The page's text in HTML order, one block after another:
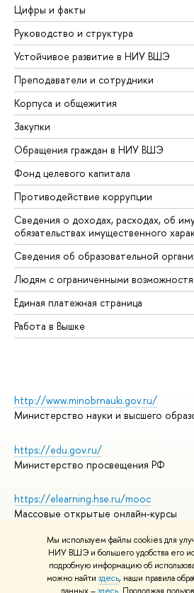
Мы используем файлы cookies для
НИУ ВШЭ и большего удобства его
подробную информацию об
можно найти здесь, наши правила
Цифры и факты
Руководство и структура
Устойчивое развитие в НИУ ВШЭ
Преподаватели и сотрудники
Корпуса и общежития
Закупки
Обращения граждан в НИУ ВШЭ
Фонд целевого капитала
Противодействие коррупции
Сведения о доходах, расходах, об
обязательствах имущественного
Сведения об образовательной
Людям с ограниченными
Единая платежная страница
Работа в Вышке
http://www.minobrnauki.gov.ru/
Министерство науки и высшего
https://edu.gov.ru/
Министерство просвещения РФ
https://elearning.hse.ru/mooc
Массовые открытые онлайн-курсы
© НИУ ВШЭ 1993–2026
Адреса и
Условия использования материалов